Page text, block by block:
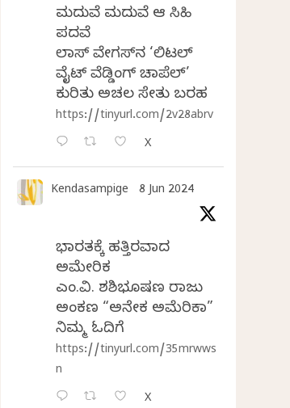
ಮದುವೆ ಮದುವೆ ಆ ಸಿಹಿ
ಪದವೆ
ಲಾಸ್‌ ವೇಗಸ್‌ನ ‘ಲಿಟಲ್
ವೈಟ್ ವೆಡ್ಡಿಂಗ್ ಚಾಪೆಲ್’
ಕುರಿತು ಅಚಲ ಸೇತು ಬರಹ
https://tinyurl.com/2v28abrv
X
Kendasampige 8 Jun 2024
ಭಾರತಕ್ಕೆ ಹತ್ತಿರವಾದ
ಅಮೇರಿಕ
ಎಂ.ವಿ. ಶಶಿಭೂಷಣ ರಾಜು
ಅಂಕಣ “ಅನೇಕ ಅಮೆರಿಕಾ”
ನಿಮ್ಮ ಓದಿಗೆ
https://tinyurl.com/35mrwws
n
X